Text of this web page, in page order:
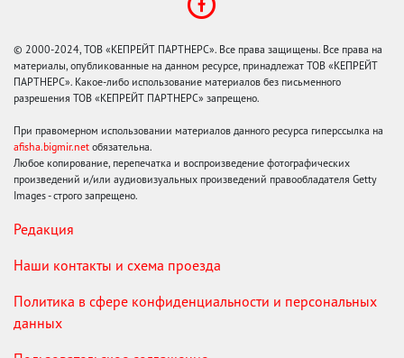
© 2000-2024, ТОВ «КЕПРЕЙТ ПАРТНЕРС». Все права защищены. Все права на
материалы, опубликованные на данном ресурсе, принадлежат ТОВ «КЕПРЕЙТ
ПАРТНЕРС». Какое-либо использование материалов без письменного
разрешения ТОВ «КЕПРЕЙТ ПАРТНЕРС» запрещено.
При правомерном использовании материалов данного ресурса гиперссылка на
afisha.bigmir.net обязательна.
Любое копирование, перепечатка и воспроизведение фотографических
произведений и/или аудиовизуальных произведений правообладателя Getty
Images - строго запрещено.
Редакция
Наши контакты и схема проезда
Политика в сфере конфиденциальности и персональных
данных